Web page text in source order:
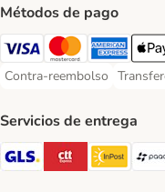
Métodos de pago
Visa Payment Method
MastercardAmerican
Contra-reembolso
Contra-reembolso Payment
Servicios de entrega
GLS ShippingCTTExpress